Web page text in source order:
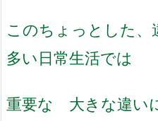
このちょっとした
多い日常生活では
重要な 大きな違い